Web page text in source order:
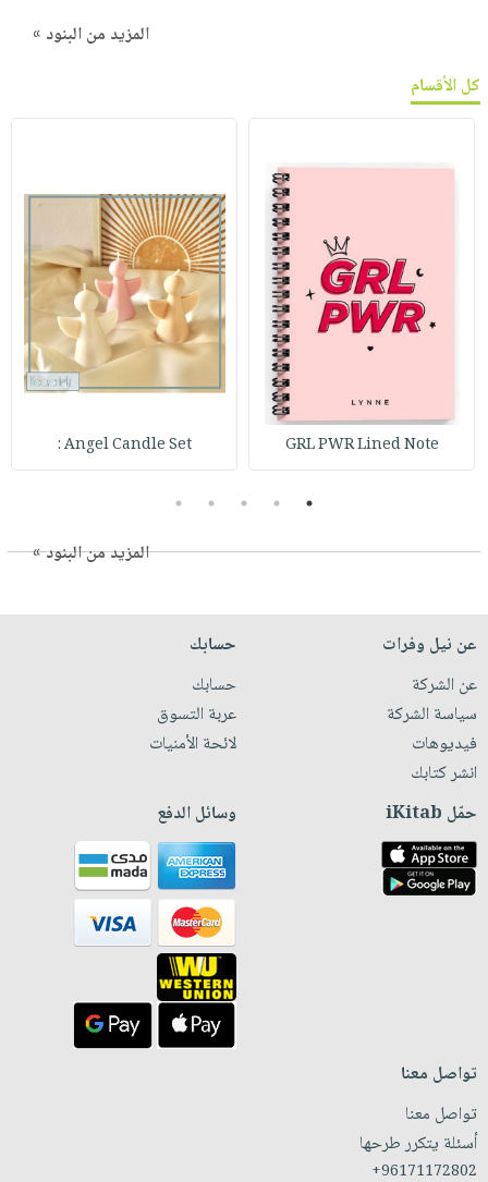
المزيد من البنود »
كل الأقسام
GRL PWR Lined Note
Angel Candle Set :
1
2
3
4
5
المزيد من البنود »
عن نيل وفرات
عن الشركة
سياسة الشركة
فيديوهات
انشر كتابك
حسابك
حسابك
عربة التسوق
لائحة الأمنيات
حمّل iKitab وسائل الدفع
تواصل معنا
تواصل معنا
أسئلة يتكرر طرحها
+96171172802